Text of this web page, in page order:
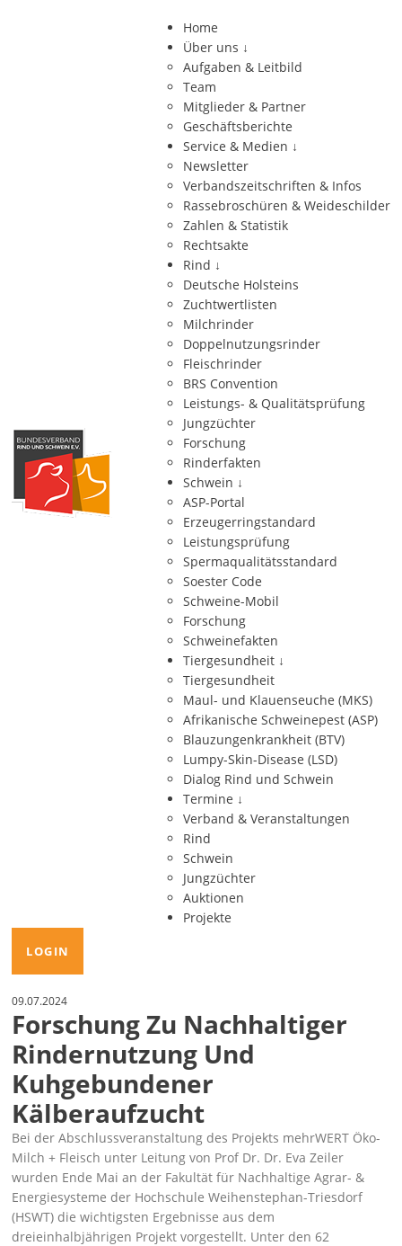
Home
Über uns ↓
Aufgaben & Leitbild
Team
Mitglieder & Partner
Geschäftsberichte
Service & Medien ↓
Newsletter
Verbandszeitschriften & Infos
Rassebroschüren & Weideschilder
Zahlen & Statistik
Rechtsakte
Rind ↓
Deutsche Holsteins
Zuchtwertlisten
Milchrinder
Doppelnutzungsrinder
Fleischrinder
BRS Convention
Leistungs- & Qualitätsprüfung
Jungzüchter
Forschung
Rinderfakten
Schwein ↓
ASP-Portal
Erzeugerringstandard
Leistungsprüfung
Spermaqualitätsstandard
Soester Code
Schweine-Mobil
Forschung
Schweinefakten
Tiergesundheit ↓
Tiergesundheit
Maul- und Klauenseuche (MKS)
Afrikanische Schweinepest (ASP)
Blauzungenkrankheit (BTV)
Lumpy-Skin-Disease (LSD)
Dialog Rind und Schwein
Termine ↓
Verband & Veranstaltungen
Rind
Schwein
Jungzüchter
Auktionen
Projekte
LOGIN
09.07.2024
Forschung Zu Nachhaltiger
Rindernutzung Und
Kuhgebundener
Kälberaufzucht
Bei der Abschlussveranstaltung des Projekts mehrWERT Öko-
Milch + Fleisch unter Leitung von Prof Dr. Dr. Eva Zeiler
wurden Ende Mai an der Fakultät für Nachhaltige Agrar- &
Energiesysteme der Hochschule Weihenstephan-Triesdorf
(HSWT) die wichtigsten Ergebnisse aus dem
dreieinhalbjährigen Projekt vorgestellt. Unter den 62